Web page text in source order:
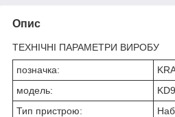
Опис
ТЕХНІЧНІ ПАРАМЕТРИ ВИРОБУ
позначка:
модель:
Тип пристрою: